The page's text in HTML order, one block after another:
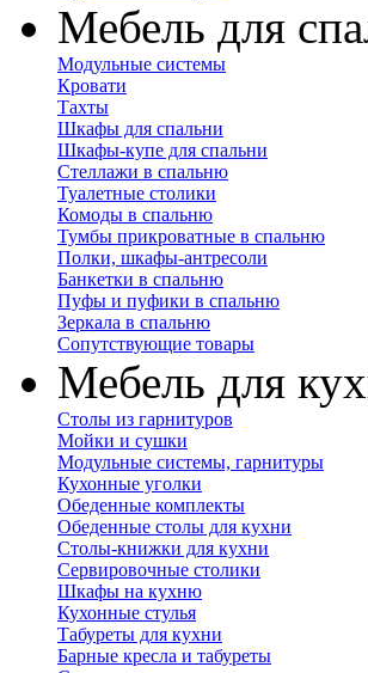
Мебель для
Модульные системы
Кровати
Тахты
Шкафы для спальни
Шкафы-купе для спальни
Стеллажи в спальню
Туалетные столики
Комоды в спальню
Тумбы прикроватные в спальню
Полки, шкафы-антресоли
Банкетки в спальню
Пуфы и пуфики в спальню
Зеркала в спальню
Сопутствующие товары
Мебель для
Столы из гарнитуров
Мойки и сушки
Модульные системы, гарнитуры
Кухонные уголки
Обеденные комплекты
Обеденные столы для кухни
Столы-книжки для кухни
Сервировочные столики
Шкафы на кухню
Кухонные стулья
Табуреты для кухни
Барные кресла и табуреты